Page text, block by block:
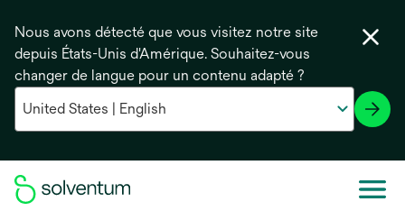
Nous avons détecté que vous visitez notre site
depuis États-Unis d'Amérique. Souhaitez-vous
changer de langue pour un contenu adapté ?